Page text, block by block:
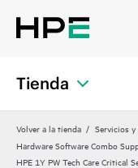
Tienda
Volver a la tienda Servicios
Hardware Software Combo
HPE 1Y PW Tech Care Critical